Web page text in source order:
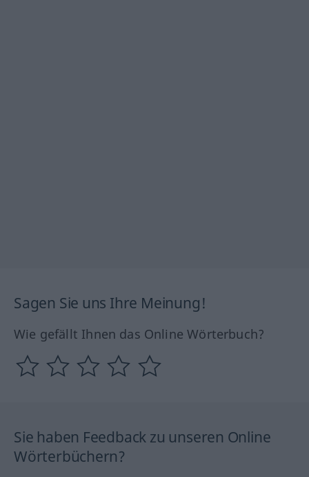
Sagen Sie uns Ihre Meinung!
Wie gefällt Ihnen das Online Wörterbuch?
Sie haben Feedback zu unseren Online
Wörterbüchern?